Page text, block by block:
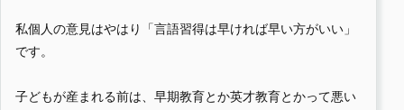
私個人の意見はやはり「言語習得は早ければ早い方がいい」
です。
子どもが産まれる前は、早期教育とか英才教育とかって悪い